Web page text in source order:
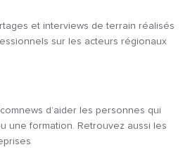
et interviews de terrain réalisés
sur les acteurs régionaux
d’aider les personnes qui
une formation. Retrouvez aussi les